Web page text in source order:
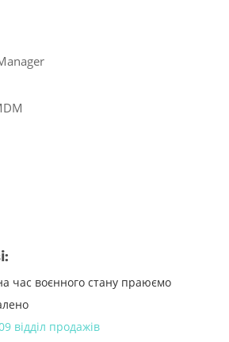
час воєнного стану праюємо
відділ продажів